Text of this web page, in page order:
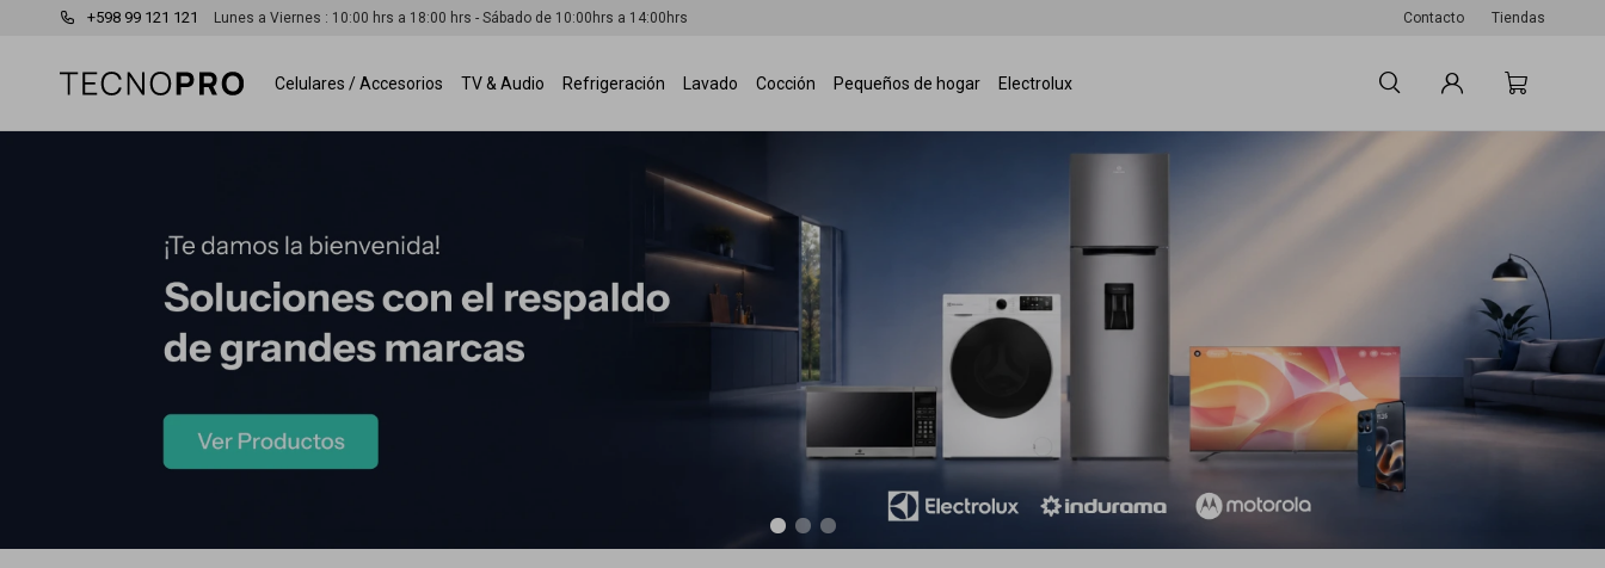
Celulares / Accesorios TV & Audio Refrigeración Lavado Cocción Pequeños de hogar Electrolux
+598 99 121 121 Lunes a Viernes : 10:00 hrs a 18:00 hrs - Sábado de 10:00hrs a 14:00hrs Contacto Tiendas